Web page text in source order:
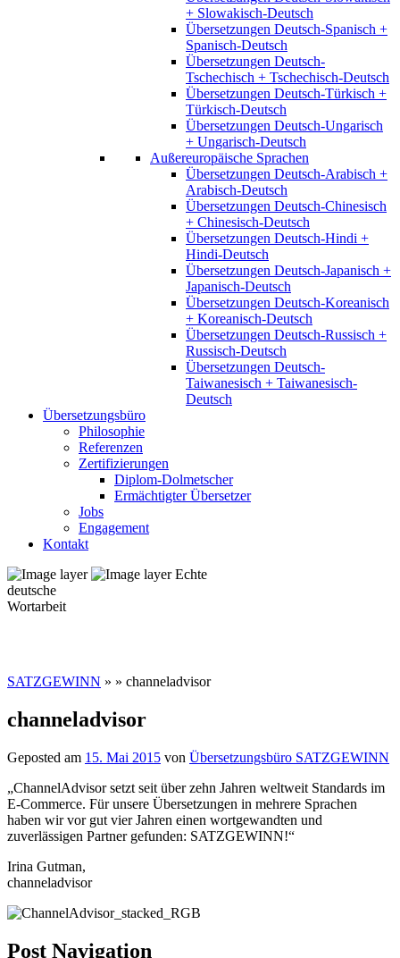
+ Slowakisch-Deutsch
Übersetzungen Deutsch-Spanisch +
Spanisch-Deutsch
Übersetzungen Deutsch-
Tschechisch + Tschechisch-Deutsch
Übersetzungen Deutsch-Türkisch +
Türkisch-Deutsch
Übersetzungen Deutsch-Ungarisch
+ Ungarisch-Deutsch
Außereuropäische Sprachen
Übersetzungen Deutsch-Arabisch +
Arabisch-Deutsch
Übersetzungen Deutsch-Chinesisch
+ Chinesisch-Deutsch
Übersetzungen Deutsch-Hindi +
Hindi-Deutsch
Übersetzungen Deutsch-Japanisch +
Japanisch-Deutsch
Übersetzungen Deutsch-Koreanisch
+ Koreanisch-Deutsch
Übersetzungen Deutsch-Russisch +
Russisch-Deutsch
Übersetzungen Deutsch-
Taiwanesisch + Taiwanesisch-
Deutsch
Übersetzungsbüro
Philosophie
Referenzen
Zertifizierungen
Diplom-Dolmetscher
Ermächtigter Übersetzer
Jobs
Engagement
Kontakt
Echte
deutsche
Wortarbeit
SATZGEWINN » » channeladvisor
channeladvisor
Geposted am 15. Mai 2015 von Übersetzungsbüro SATZGEWINN
„ChannelAdvisor setzt seit über zehn Jahren weltweit Standards im
E-Commerce. Für unsere Übersetzungen in mehrere Sprachen
haben wir vor gut vier Jahren einen wortgewandten und
zuverlässigen Partner gefunden: SATZGEWINN!“
Irina Gutman,
channeladvisor
Post Navigation